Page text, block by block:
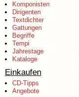
Komponisten
Dirigenten
Textdichter
Gattungen
Begriffe
Tempi
Jahrestage
Kataloge
Einkaufen
CD-Tipps
Angebote